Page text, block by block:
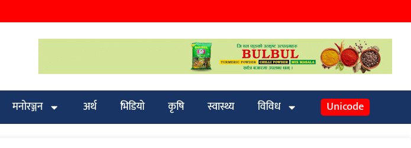
मनोरञ्जन अर्थ भिडियो कृषि स्वास्थ्य विविध Unicode